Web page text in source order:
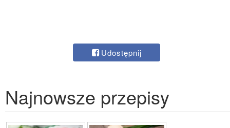
Udostępnij
Najnowsze przepisy